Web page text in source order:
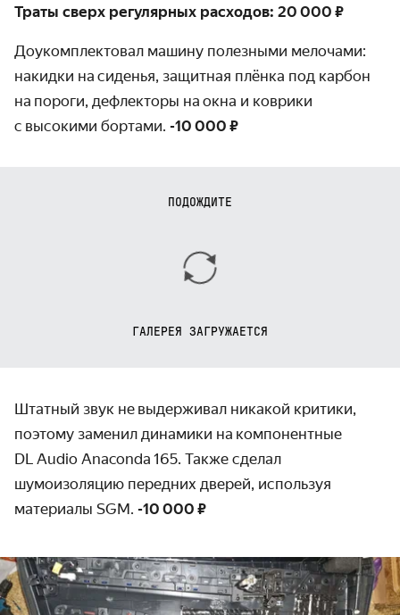
Траты сверх регулярных расходов: 20 000 ₽
Доукомплектовал машину полезными мелочами:
накидки на сиденья, защитная плёнка под карбон
на пороги, дефлекторы на окна и коврики
с высокими бортами. -10 000 ₽
ПОДОЖДИТЕ
ГАЛЕРЕЯ ЗАГРУЖАЕТСЯ
Штатный звук не выдерживал никакой критики,
поэтому заменил динамики на компонентные
DL Audio Anaconda 165. Также сделал
шумоизоляцию передних дверей, используя
материалы SGM. -10 000 ₽